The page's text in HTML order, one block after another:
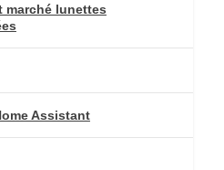
marché lunettes
Assistant